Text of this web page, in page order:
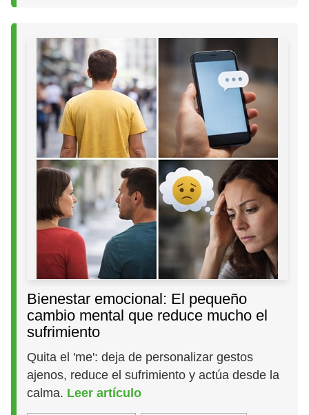
Bienestar emocional: El pequeño
cambio mental que reduce mucho el
sufrimiento
Quita el 'me': deja de personalizar gestos
ajenos, reduce el sufrimiento y actúa desde la
calma. Leer artículo